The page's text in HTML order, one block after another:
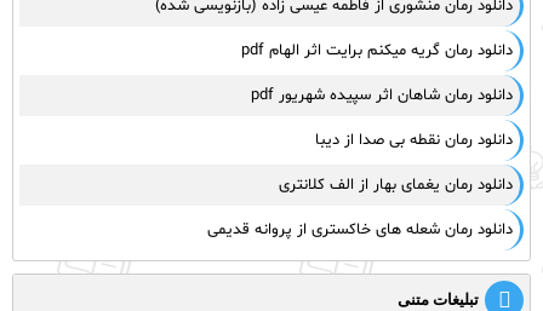
دانلود رمان منشوری از فاطمه عیسی زاده (بازنویسی شده)
دانلود رمان گریه میکنم برایت اثر الهام pdf
دانلود رمان شاهان اثر سپیده شهریور pdf
دانلود رمان نقطه بی صدا از دیبا
دانلود رمان یغمای بهار از الف کلانتری
دانلود رمان شعله های خاکستری از پروانه قدیمی
تبلیغات متنی